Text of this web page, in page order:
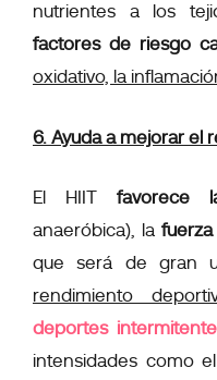
nutrientes a los
factores de riesgo
oxidativo, la
6. Ayuda a mejorar el
El HIIT favorece
anaeróbica), la fuerza
que será de gran
rendimiento
deportes
intensidades como